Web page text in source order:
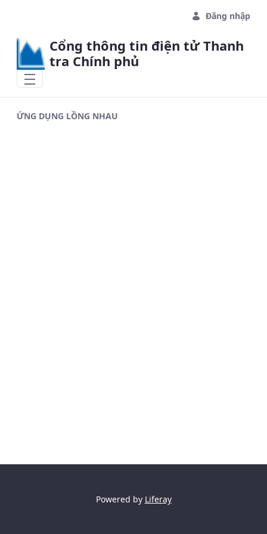
Đăng nhập
Cổng thông tin điện tử Thanh
tra Chính phủ
ỨNG DỤNG LỒNG NHAU
Powered by Liferay